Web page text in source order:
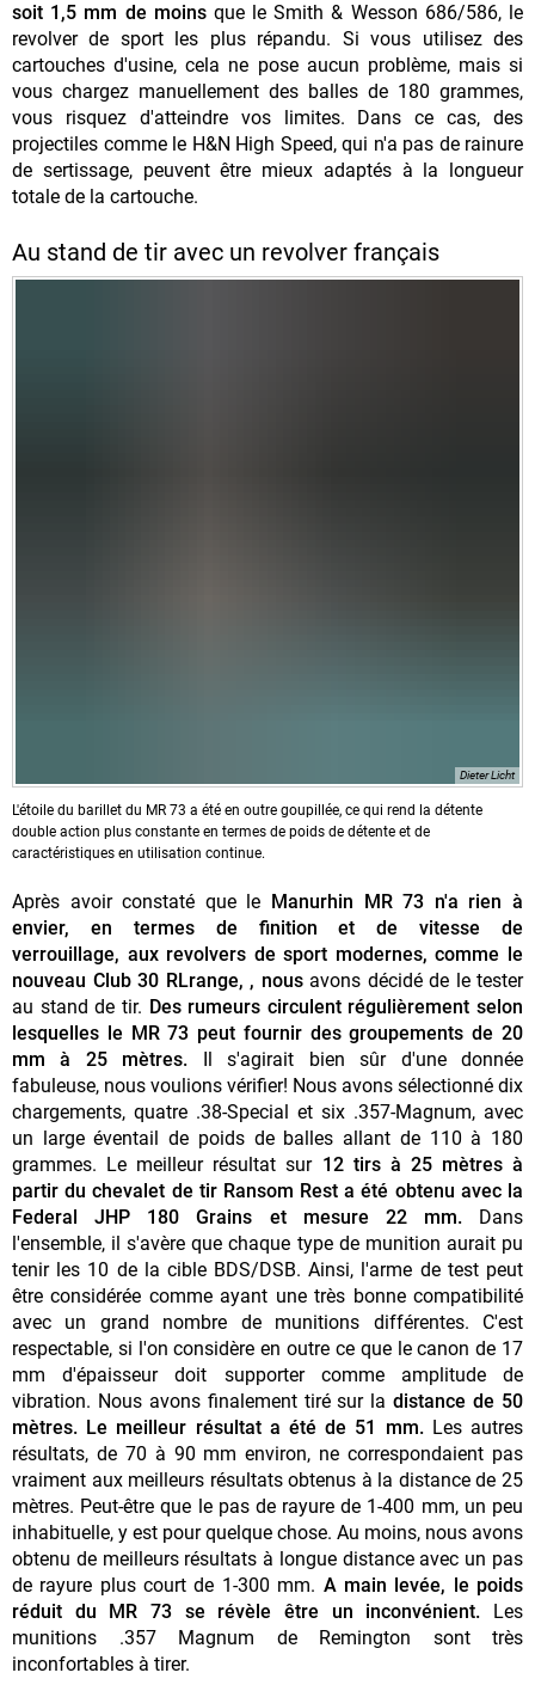
soit 1,5 mm de moins que le Smith & Wesson 686/586, le
revolver de sport les plus répandu. Si vous utilisez des
cartouches d'usine, cela ne pose aucun problème, mais si
vous chargez manuellement des balles de 180 grammes,
vous risquez d'atteindre vos limites. Dans ce cas, des
projectiles comme le H&N High Speed, qui n'a pas de rainure
de sertissage, peuvent être mieux adaptés à la longueur
totale de la cartouche.
Au stand de tir avec un revolver français
Dieter Licht
L'étoile du barillet du MR 73 a été en outre goupillée, ce qui rend la détente
double action plus constante en termes de poids de détente et de
caractéristiques en utilisation continue.
Après avoir constaté que le
Manurhin MR 73 n'a rien à
envier, en termes de finition et de vitesse de
verrouillage, aux revolvers de sport modernes, comme le
nouveau Club 30 RLrange, , nousavons décidé de le tester
au stand de tir. Des rumeurs circulent régulièrement selon
lesquelles le MR 73 peut fournir des groupements de 20
mm à 25 mètres. Il s'agirait bien sûr d'une donnée
fabuleuse, nous voulions vérifier! Nous avons sélectionné dix
chargements, quatre .38-Special et six .357-Magnum, avec
un large éventail de poids de balles allant de 110 à 180
grammes. Le meilleur résultat sur 12 tirs à 25 mètres à
partir du chevalet de tir Ransom Rest a été obtenu avec la
Federal JHP 180 Grains et mesure 22 mm.Dans
l'ensemble, il s'avère que chaque type de munition aurait pu
tenir les 10 de la cible BDS/DSB. Ainsi, l'arme de test peut
être considérée comme ayant une très bonne compatibilité
avec un grand nombre de munitions différentes. C'est
respectable, si l'on considère en outre ce que le canon de 17
mm d'épaisseur doit supporter comme amplitude de
vibration. Nous avons finalement tiré sur ladistance de 50
mètres. Le meilleur résultat a été de 51 mm.Les autres
résultats, de 70 à 90 mm environ, ne correspondaient pas
vraiment aux meilleurs résultats obtenus à la distance de 25
mètres. Peut-être que le pas de rayure de 1-400 mm, un peu
inhabituelle, y est pour quelque chose. Au moins, nous avons
obtenu de meilleurs résultats à longue distance avec un pas
de rayure plus court de 1-300 mm. A main levée, le poids
réduit du MR 73 se révèle être un inconvénient.
Les
munitions .357 Magnum de Remington sont très
inconfortables à tirer.